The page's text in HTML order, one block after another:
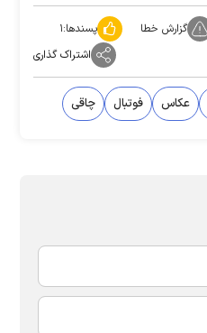
گزارش خطا پسندها:۱
اشتراک گذاری
عکاس فوتبال چاقی